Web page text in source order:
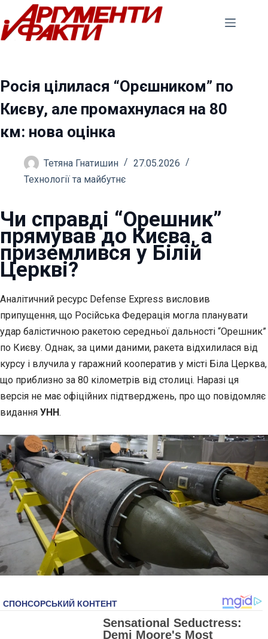
Перейти
до
вмісту
Росія цілилася “Орєшником” по
Києву, але промахнулася на 80
км: нова оцінка
Тетяна Гнатишин
27.05.2026
Технології та майбутнє
Чи справді “Орешник”
прямував до Києва, а
приземлився у Білій
Церкві?
Аналітичний ресурс Defense Express висловив
припущення, що Російська Федерація могла планувати
удар балістичною ракетою середньої дальності “Орешник”
по Києву. Однак, за цими даними, ракета відхилилася від
курсу і влучила у гаражний кооператив у місті Біла Церква,
що приблизно за 80 кілометрів від столиці. Наразі ця
версія не має офіційних підтверджень, про що повідомляє
видання УНН.